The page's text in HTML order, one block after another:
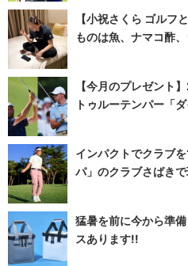
【小祝さくら ゴル
ものは魚、ナマコ酢
【今月のプレゼント
トゥルーテンパー「
インパクトでクラブ
パ」のクラブさばき
猛暑を前に今から準
スあります!!